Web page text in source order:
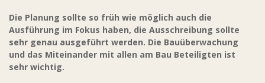
Die Planung sollte so früh wie möglich auch die
Ausführung im Fokus haben, die Ausschreibung sollte
sehr genau ausgeführt werden. Die Bauüberwachung
und das Miteinander mit allen am Bau Beteiligten ist
sehr wichtig.